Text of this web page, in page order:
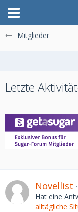
Mitglieder
Letzte
Novellist
Hat eine
alltägliche